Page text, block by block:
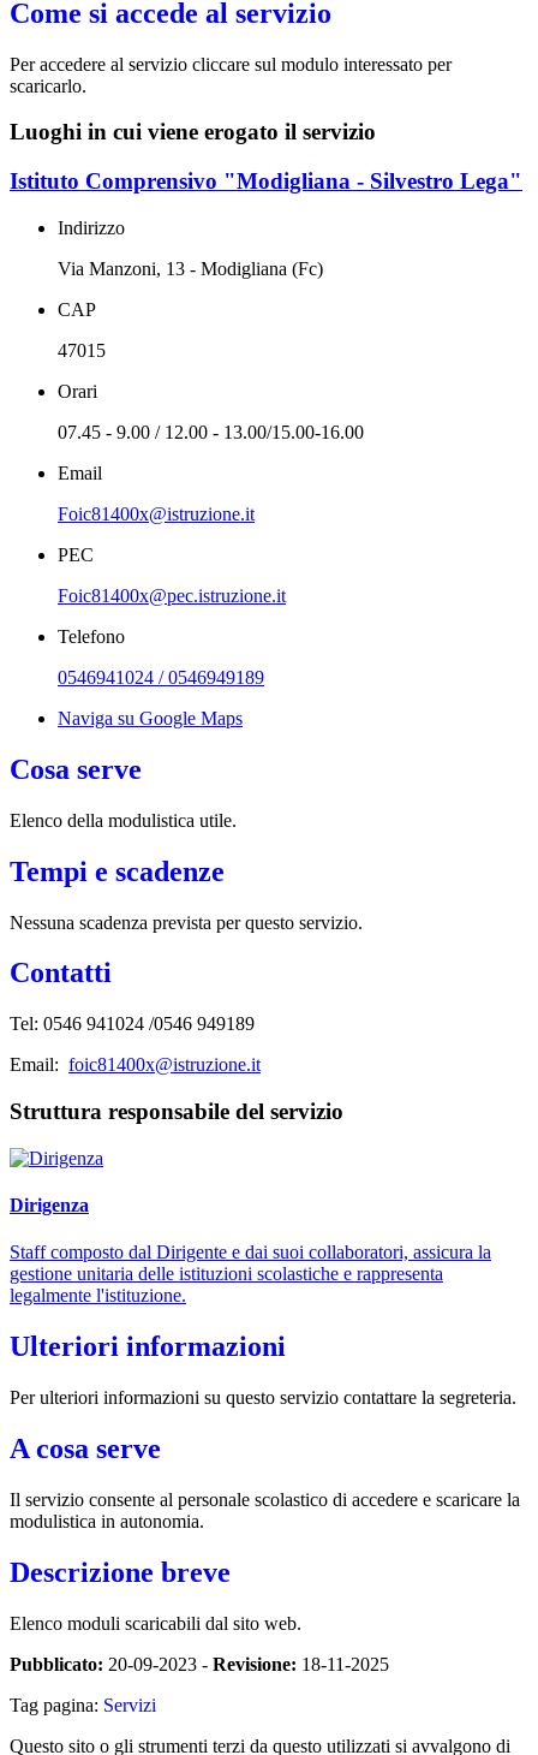
Come si accede al servizio
Per accedere al servizio cliccare sul modulo interessato per
scaricarlo.
Luoghi in cui viene erogato il servizio
Istituto Comprensivo "Modigliana - Silvestro Lega"
Indirizzo
Via Manzoni, 13 - Modigliana (Fc)
CAP
47015
Orari
07.45 - 9.00 / 12.00 - 13.00/15.00-16.00
Email
Foic81400x@istruzione.it
PEC
Foic81400x@pec.istruzione.it
Telefono
0546941024 / 0546949189
Naviga su Google Maps
Cosa serve
Elenco della modulistica utile.
Tempi e scadenze
Nessuna scadenza prevista per questo servizio.
Contatti
Tel: 0546 941024 /0546 949189
Email: foic81400x@istruzione.it
Struttura responsabile del servizio
Dirigenza
Staff composto dal Dirigente e dai suoi collaboratori, assicura la
gestione unitaria delle istituzioni scolastiche e rappresenta
legalmente l'istituzione.
Ulteriori informazioni
Per ulteriori informazioni su questo servizio contattare la segreteria.
A cosa serve
Il servizio consente al personale scolastico di accedere e scaricare la
modulistica in autonomia.
Descrizione breve
Elenco moduli scaricabili dal sito web.
Pubblicato: 20-09-2023 - Revisione: 18-11-2025
Tag pagina: Servizi
Questo sito o gli strumenti terzi da questo utilizzati si avvalgono di